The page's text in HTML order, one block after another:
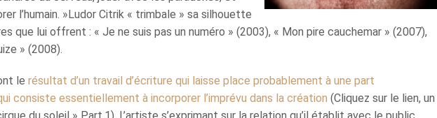
l’humain. »Ludor Citrik « trimbale » sa silhouette
que lui offrent : « Je ne suis pas un numéro » (2003), « Mon pire cauchemar » (2007),
» (2008).
le résultat d’un travail d’écriture qui laisse place probablement à une part
consiste essentiellement à incorporer l’imprévu dans la création (Cliquez sur le lien, un